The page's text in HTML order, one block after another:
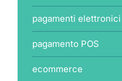
pagamenti elettronici
pagamento POS
ecommerce